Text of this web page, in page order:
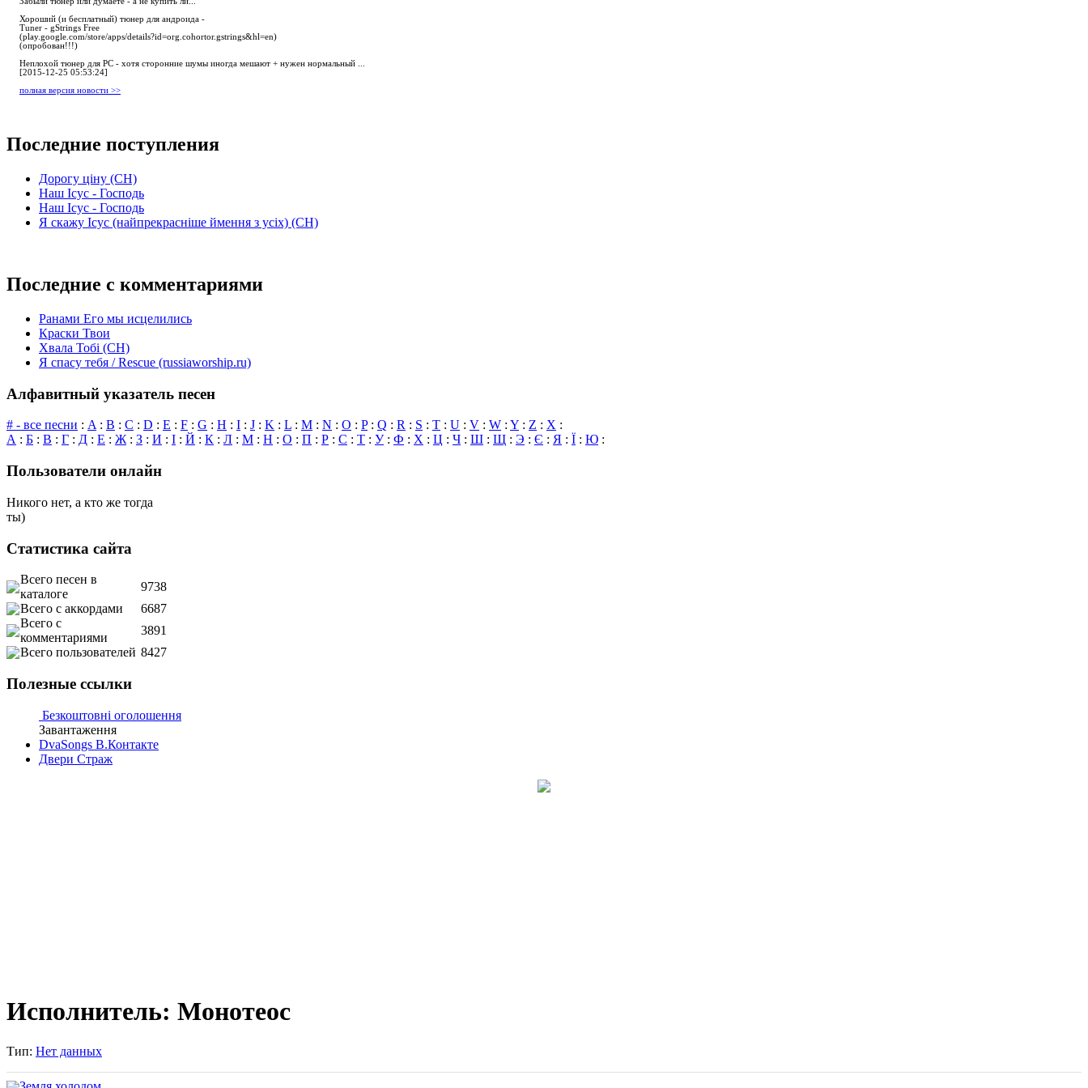
Хороший (и бесплатный) тюнер для андроида -
Tuner - gStrings Free
(play.google.com/store/apps/details?id=org.cohortor.gstrings&hl=en)
(опробован!!!)
Неплохой тюнер для РС - хотя сторонние шумы иногда мешают + нужен нормальный ...
[2015-12-25 05:53:24]
полная версия новости >>
Последние поступления
Дорогу ціну (СН)
Наш Ісус - Господь
Наш Ісус - Господь
Я скажу Ісус (найпрекрасніше ймення з усіх) (СН)
Последние с комментариями
Ранами Его мы исцелились
Краски Твои
Хвала Тобі (СН)
Я спасу тебя / Rescue (russiaworship.ru)
Алфавитный указатель песен
# - все песни : A : B : C : D : E : F : G : H : I : J : K : L : M : N : O : P: Q : R : S : T : U : V : W : Y : Z : X :
А : Б : В : Г : Д : Е : Ж : З : И : І : Й : К : Л : М : Н : О : П : Р : С : Т : У: Ф : Х : Ц : Ч : Ш : Щ : Э : Є : Я : Ї : Ю :
Пользователи онлайн
Никого нет, а кто же тогда
ты)
Статистика сайта
Всего песен в
каталоге
9738
Всего с аккордами
6687
Всего с
комментариями
3891
Всего пользователей 8427
Полезные ссылки
Безкоштовні оголошення
Завантаження
DvaSongs В.Контакте
Двери Страж
Исполнитель: Монотеос
Тип: Нет данных